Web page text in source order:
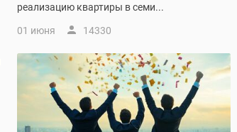
реализацию квартиры в семи...
01 июня 14330